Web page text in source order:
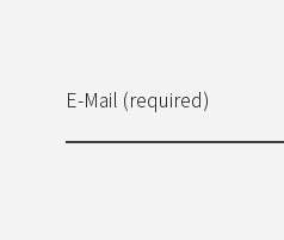
E-Mail (required)